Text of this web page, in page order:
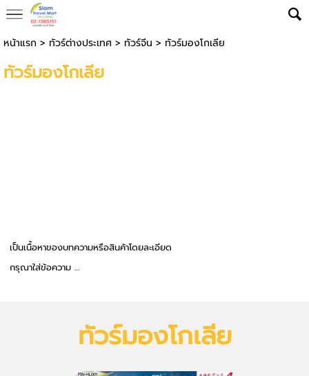
หน้าแรก > ทัวร์ต่างประเทศ> ทัวร์จีน > ทัวร์มองโกเลีย
ทัวร์มองโกเลีย
เป็นเนื้อหาของบทความหรือสินค้าโดยละเอียด
กรุณาใส่ข้อความ …
ทัวร์มองโกเลีย